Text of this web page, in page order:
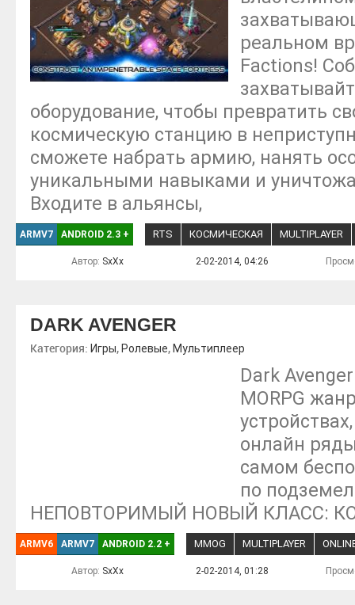
реальном
Factions!
оборудование, чтобы превратить
космическую станцию в
сможете набрать армию, нанять
уникальными навыками и
Входите в альянсы,
ARMV7 ANDROID 2.3 + RTS КОСМИЧЕСКАЯ MULTIPLAYER
Автор: SxXx 2-02-2014, 04:26
DARK AVENGER
Категория: Игры, Ролевые, Мультиплеер
Dark
MORPG
онлайн
самом
по
НЕПОВТОРИМЫЙ НОВЫЙ КЛАСС:
ARMV6 ARMV7 ANDROID 2.2 + MMOG MULTIPLAYER
Автор: SxXx 2-02-2014, 01:28